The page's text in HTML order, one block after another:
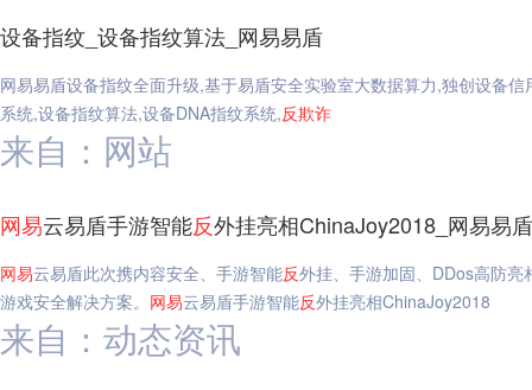
设备指纹_设备指纹算法_网易易盾
网易易盾设备指纹全面升级,基于易盾安全实验室大数据算力,独创设备
系统,设备指纹算法,设备DNA指纹系统,反欺诈
来自：网站
网易云易盾手游智能反外挂亮相ChinaJoy2018_网易易盾
网易云易盾此次携内容安全、手游智能反外挂、手游加固、DDos高防
游戏安全解决方案。 网易云易盾手游智能反外挂亮相ChinaJoy2018
来自：动态资讯